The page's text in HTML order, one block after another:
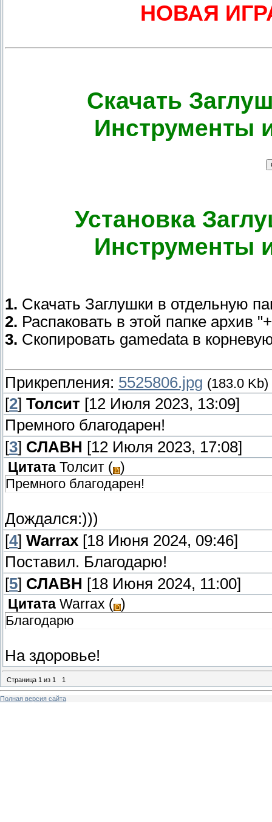
НОВАЯ
Скачать
Инструменты
Установка
Инструменты
1. Скачать Заглушки в отдельную
2. Распаковать в этой папке
3. Скопировать gamedata в
Прикрепления: 5525806.jpg (183.0 Kb)
[2] Толсит [12 Июля 2023, 13:09]
Премного благодарен!
[3] СЛАВН [12 Июля 2023, 17:08]
Цитата Толсит ( )
Премного благодарен!
Дождался:)))
[4] Warrax [18 Июня 2024, 09:46]
Поставил. Благодарю!
[5] СЛАВН [18 Июня 2024, 11:00]
Цитата Warrax ( )
Благодарю
На здоровье!
Страница 1 из 1 1
Полная версия сайта